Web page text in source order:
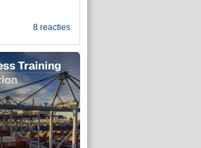
8 reacties